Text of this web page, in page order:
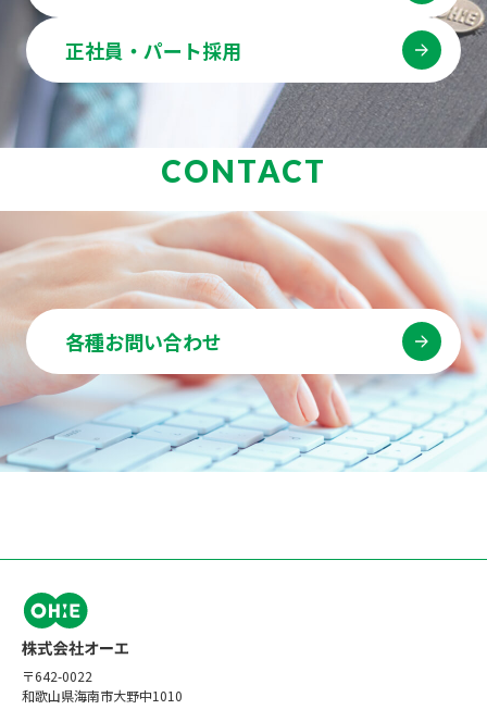
正社員・パート採用
CONTACT
各種お問い合わせ
〒642-0022
和歌山県海南市大野中1010